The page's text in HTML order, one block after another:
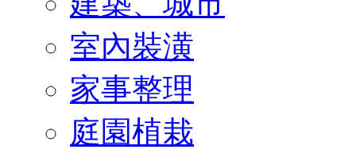
室內裝潢
家事整理
庭園植栽